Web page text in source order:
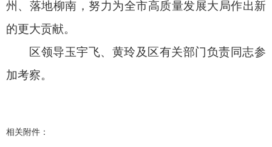
州、落地柳南，努力为全市高质量发展大局作出新
的更大贡献。
区领导玉宇飞、黄玲及区有关部门负责同志参
加考察。
相关附件：